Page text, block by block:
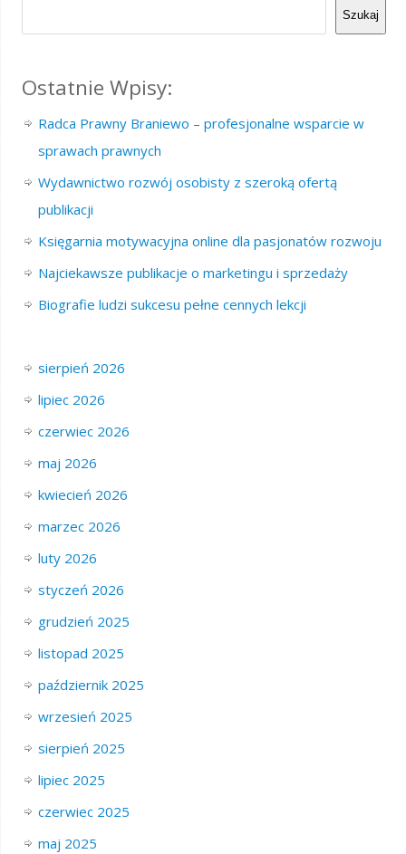
Szukaj
Ostatnie Wpisy:
Radca Prawny Braniewo – profesjonalne wsparcie w
sprawach prawnych
Wydawnictwo rozwój osobisty z szeroką ofertą
publikacji
Księgarnia motywacyjna online dla pasjonatów rozwoju
Najciekawsze publikacje o marketingu i sprzedaży
Biografie ludzi sukcesu pełne cennych lekcji
sierpień 2026
lipiec 2026
czerwiec 2026
maj 2026
kwiecień 2026
marzec 2026
luty 2026
styczeń 2026
grudzień 2025
listopad 2025
październik 2025
wrzesień 2025
sierpień 2025
lipiec 2025
czerwiec 2025
maj 2025